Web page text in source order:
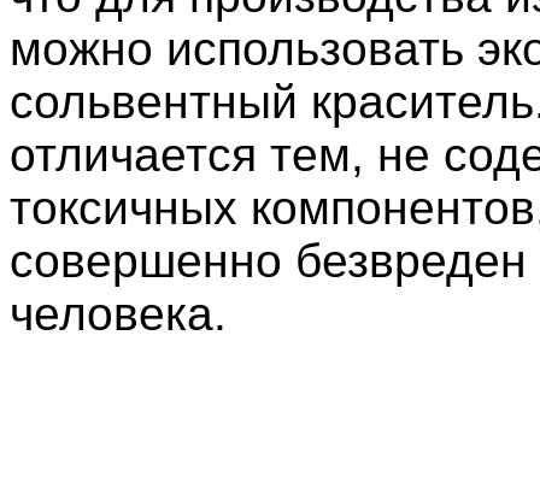
можно использовать
сольвентный
отличается тем, не
токсичных
совершенно безвреден
человека.